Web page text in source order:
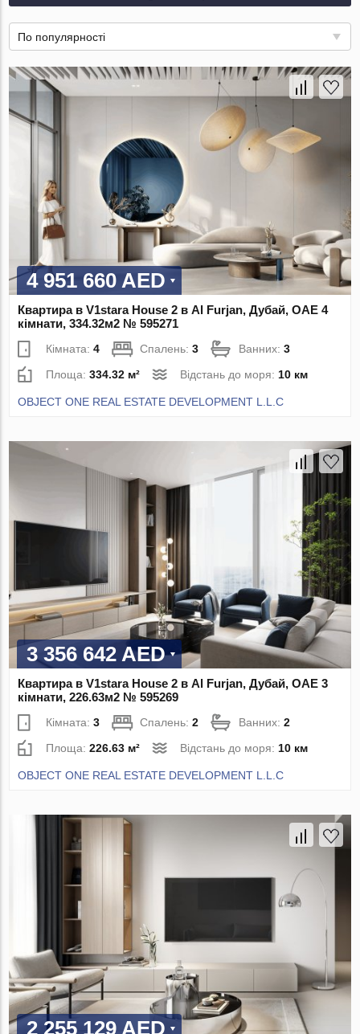
По популярності
4 951 660 AED
Квартира в V1stara House 2 в Al Furjan, Дубай, ОАЕ 4
кімнати, 334.32м2 № 595271
Кімната:4 Спалень:3 Ванних:3
Площа:334.32 м² Відстань до моря: 10 км
OBJECT ONE REAL ESTATE DEVELOPMENT L.L.C
3 356 642 AED
Квартира в V1stara House 2 в Al Furjan, Дубай, ОАЕ 3
кімнати, 226.63м2 № 595269
Кімната:3 Спалень:2 Ванних:2
Площа:226.63 м² Відстань до моря:10 км
OBJECT ONE REAL ESTATE DEVELOPMENT L.L.C
2 255 129 AED